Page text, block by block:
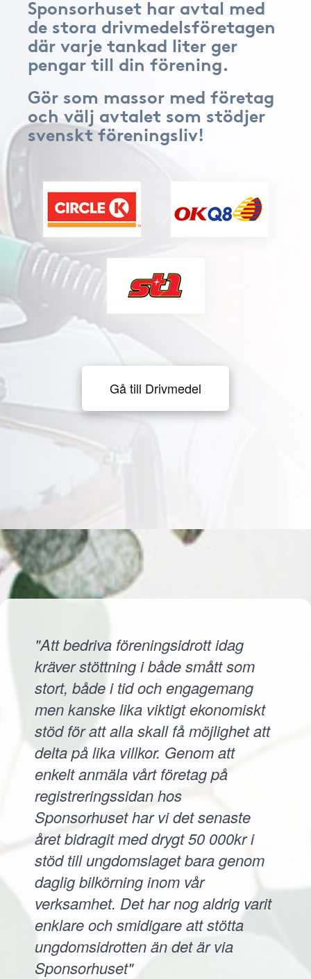
Sponsorhuset har avtal med
de stora drivmedelsföretagen
där varje tankad liter ger
pengar till din förening.
Gör som massor med företag
och välj avtalet som stödjer
svenskt föreningsliv!
Gå till Drivmedel
"Att bedriva föreningsidrott idag
kräver stöttning i både smått som
stort, både i tid och engagemang
men kanske lika viktigt ekonomiskt
stöd för att alla skall få möjlighet att
delta på lika villkor. Genom att
enkelt anmäla vårt företag på
registreringssidan hos
Sponsorhuset har vi det senaste
året bidragit med drygt 50 000kr i
stöd till ungdomslaget bara genom
daglig bilkörning inom vår
verksamhet. Det har nog aldrig varit
enklare och smidigare att stötta
ungdomsidrotten än det är via
Sponsorhuset"